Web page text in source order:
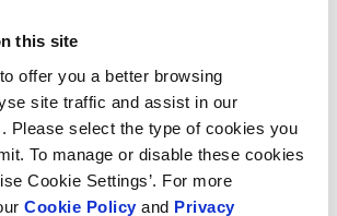
this site
offer you a better browsing
site traffic and assist in our
Please select the type of cookies you
To manage or disable these cookies
Cookie Settings’. For more
Cookie Policy and Privacy
2023 00:00:00
objevuje v žebříčku časopisu TIME s
světové společnosti“.